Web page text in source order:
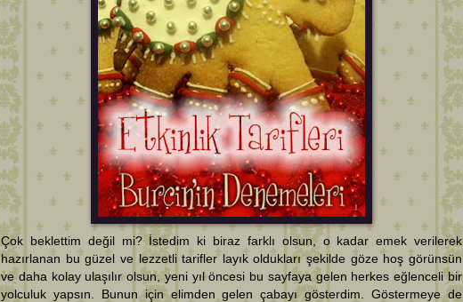
Çok beklettim değil mi? İstedim ki biraz farklı olsun, o kadar emek verilerek
hazırlanan bu güzel ve lezzetli tarifler layık oldukları şekilde göze hoş görünsün
ve daha kolay ulaşılır olsun, yeni yıl öncesi bu sayfaya gelen herkes eğlenceli bir
yolculuk yapsın. Bunun için elimden gelen çabayı gösterdim. Göstermeye de